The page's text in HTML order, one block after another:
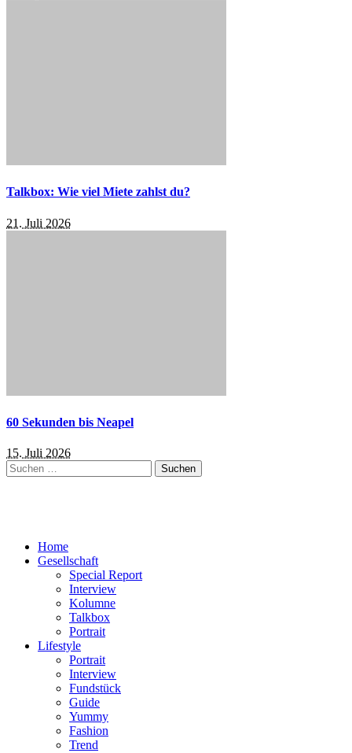
Talkbox: Wie viel Miete zahlst du?
21. Juli 2026
60 Sekunden bis Neapel
15. Juli 2026
Suchen
nach:
Home
Gesellschaft
Special Report
Interview
Kolumne
Talkbox
Portrait
Lifestyle
Portrait
Interview
Fundstück
Guide
Yummy
Fashion
Trend